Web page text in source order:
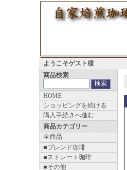
ようこそゲスト様
商品検索
HOME
ショッピングを続ける
購入手続きへ進む
商品カテゴリー
全商品
■ブレンド珈琲
■ストレート珈琲
■その他